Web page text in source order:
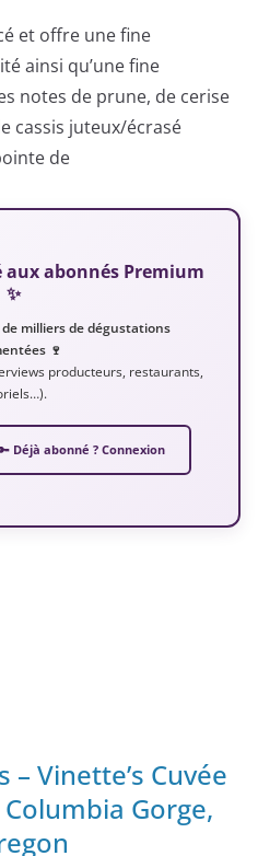
et offre une fine
ainsi qu’une fine
notes de prune, de cerise
cassis juteux/écrasé
de
abonnés Premium
✨
de milliers de dégustations
🍷
producteurs, restaurants,
Déjà abonné ? Connexion
– Vinette’s Cuvée
Gorge,